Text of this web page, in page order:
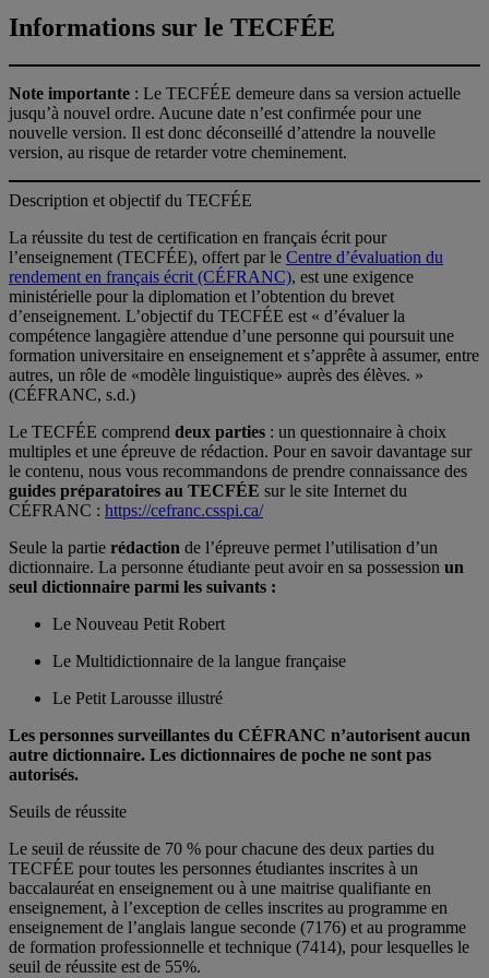
Informations sur le TECFÉE
Note importante : Le TECFÉE demeure dans sa version actuelle
jusqu’à nouvel ordre. Aucune date n’est confirmée pour une
nouvelle version. Il est donc déconseillé d’attendre la nouvelle
version, au risque de retarder votre cheminement.
Description et objectif du TECFÉE
La réussite du test de certification en français écrit pour
l’enseignement (TECFÉE), offert par le Centre d’évaluation du
rendement en français écrit (CÉFRANC), est une exigence
ministérielle pour la diplomation et l’obtention du brevet
d’enseignement. L’objectif du TECFÉE est « d’évaluer la
compétence langagière attendue d’une personne qui poursuit une
formation universitaire en enseignement et s’apprête à assumer, entre
autres, un rôle de «modèle linguistique» auprès des élèves. »
(CÉFRANC, s.d.)
Le TECFÉE comprend deux parties : un questionnaire à choix
multiples et une épreuve de rédaction. Pour en savoir davantage sur
le contenu, nous vous recommandons de prendre connaissance des
guides préparatoires au TECFÉE sur le site Internet du
CÉFRANC : https://cefranc.csspi.ca/
Seule la partie rédaction de l’épreuve permet l’utilisation d’un
dictionnaire. La personne étudiante peut avoir en sa possession un
seul dictionnaire parmi les suivants :
Le Nouveau Petit Robert
Le Multidictionnaire de la langue française
Le Petit Larousse illustré
Les personnes surveillantes du CÉFRANC n’autorisent aucun
autre dictionnaire. Les dictionnaires de poche ne sont pas
autorisés.
Seuils de réussite
Le seuil de réussite de 70 % pour chacune des deux parties du
TECFÉE pour toutes les personnes étudiantes inscrites à un
baccalauréat en enseignement ou à une maitrise qualifiante en
enseignement, à l’exception de celles inscrites au programme en
enseignement de l’anglais langue seconde (7176) et au programme
de formation professionnelle et technique (7414), pour lesquelles le
seuil de réussite est de 55%.